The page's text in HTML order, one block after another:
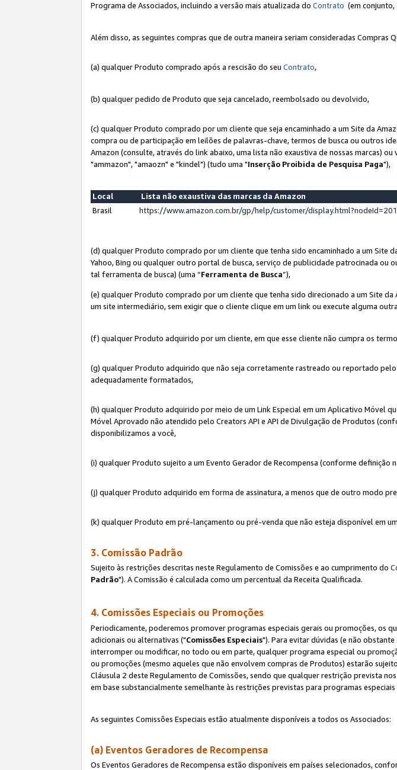
Programa de Associados, incluindo a versão mais atualizada do Contrato (em conjunto,
Além disso, as seguintes compras que de outra maneira seriam consideradas
(a) qualquer Produto comprado após a rescisão do seu Contrato,
(b) qualquer pedido de Produto que seja cancelado, reembolsado ou devolvido,
(c) qualquer Produto comprado por um cliente que seja encaminhado a um Site da
compra ou de participação em leilões de palavras-chave, termos de busca ou outros
Amazon (consulte, através do link abaixo, uma lista não exaustiva de nossas marcas)
"ammazon", "amaozn" e "kindel") (tudo uma "Inserção Proibida de Pesquisa Paga"),
Local
Lista não exaustiva das marcas da Amazon
Brasil
https://www.amazon.com.br/gp/help/customer/
(d) qualquer Produto comprado por um cliente que tenha sido encaminhado a um Site
Yahoo, Bing ou qualquer outro portal de busca, serviço de publicidade patrocinada
tal ferramenta de busca) (uma “Ferramenta de Busca”),
(e) qualquer Produto comprado por um cliente que tenha sido direcionado a um Site
um site intermediário, sem exigir que o cliente clique em um link ou execute alguma
(f) qualquer Produto adquirido por um cliente, em que esse cliente não cumpra os
(g) qualquer Produto adquirido que não seja corretamente rastreado ou reportado
adequadamente formatados,
(h) qualquer Produto adquirido por meio de um Link Especial em um Aplicativo Móvel
Móvel Aprovado não atendido pelo Creators API e API de Divulgação de Produtos
disponibilizamos a você,
(i) qualquer Produto sujeito a um Evento Gerador de Recompensa (conforme definição
(j) qualquer Produto adquirido em forma de assinatura, a menos que de outro modo
(k) qualquer Produto em pré-lançamento ou pré-venda que não esteja disponível em
3. Comissão Padrão
Sujeito às restrições descritas neste Regulamento de Comissões e ao cumprimento do
Padrão"). A Comissão é calculada como um percentual da Receita Qualificada.
4. Comissões Especiais ou Promoções
Periodicamente, poderemos promover programas especiais gerais ou promoções, os
adicionais ou alternativas ("Comissões Especiais"). Para evitar dúvidas (e não
interromper ou modificar, no todo ou em parte, qualquer programa especial ou
ou promoções (mesmo aqueles que não envolvem compras de Produtos) estarão
Cláusula 2 deste Regulamento de Comissões, sendo que qualquer restrição prevista
em base substancialmente semelhante às restrições previstas para programas
As seguintes Comissões Especiais estão atualmente disponíveis a todos os Associados:
(a) Eventos Geradores de Recompensa
Os Eventos Geradores de Recompensa estão disponíveis em países selecionados,